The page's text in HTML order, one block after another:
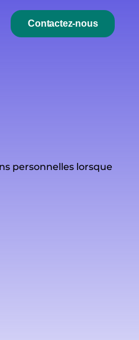
Contactez-nous
personnelles lorsque